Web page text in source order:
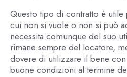
Questo tipo di contratto è utile
cui non si vuole o non si può
necessita comunque del suo
rimane sempre del locatore,
dovere di utilizzare il bene
buone condizioni al termine